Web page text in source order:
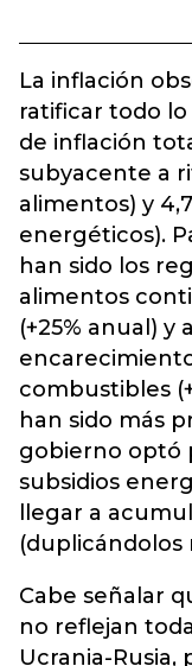
La inflación
ratificar todo
de inflación
subyacente a
alimentos) y
energéticos).
han sido los
alimentos
(+25% anual) y
combustibles
han sido más
gobierno optó
subsidios
llegar a
(duplicándolos
Cabe señalar
no reflejan
Ucrania-